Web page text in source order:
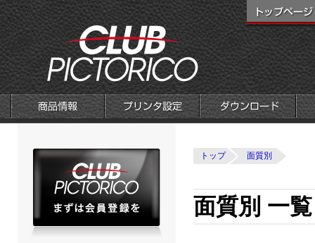
トップ 面質別
面質別 一覧